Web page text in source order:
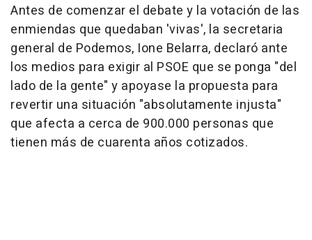
Antes de comenzar el debate y la votación de las
enmiendas que quedaban 'vivas', la secretaria
general de Podemos, Ione Belarra, declaró ante
los medios para exigir al PSOE que se ponga "del
lado de la gente" y apoyase la propuesta para
revertir una situación "absolutamente injusta"
que afecta a cerca de 900.000 personas que
tienen más de cuarenta años cotizados.